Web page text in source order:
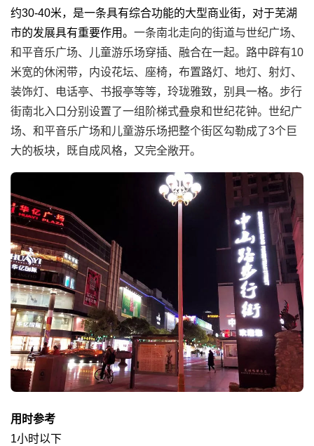
约30-40米，是一条具有综合功能的大型商业街，对于芜湖
市的发展具有重要作用。 一条南北走向的街道与世纪广场、
和平音乐广场、儿童游乐场穿插、融合在一起。路中辟有10
米宽的休闲带，内设花坛、座椅，布置路灯、地灯、射灯、
装饰灯、电话亭、书报亭等等，玲珑雅致，别具一格。步行
街南北入口分别设置了一组阶梯式叠泉和世纪花钟。世纪广
场、和平音乐广场和儿童游乐场把整个街区勾勒成了3个巨
大的板块，既自成风格，又完全敞开。
用时参考
1小时以下